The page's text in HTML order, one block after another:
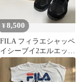
¥8,500
FILA フィラエシャッペ
イシーブイ2エルエック
ス ブラック